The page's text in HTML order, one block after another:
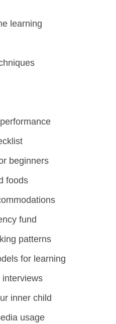
learning
beginners
foods
fund
patterns
for learning
interviews
inner child
usage